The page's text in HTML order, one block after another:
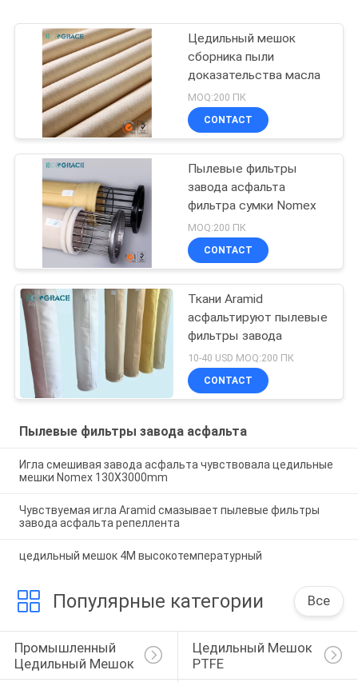
Цедильный мешок
сборника пыли
доказательства масла
MOQ:200 ПК
CONTACT
Пылевые фильтры
завода асфальта
фильтра сумки Nomex
MOQ:200 ПК
CONTACT
Ткани Aramid
асфальтируют пылевые
фильтры завода
10-40 USD MOQ:200 ПК
CONTACT
Пылевые фильтры завода асфальта
Игла смешивая завода асфальта чувствовала цедильные
мешки Nomex 130X3000mm
Чувствуемая игла Aramid смазывает пылевые фильтры
завода асфальта репеллента
цедильный мешок 4M высокотемпературный
Популярные категории Все
Промышленный
Цедильный Мешок
Цедильный Мешок
PTFE